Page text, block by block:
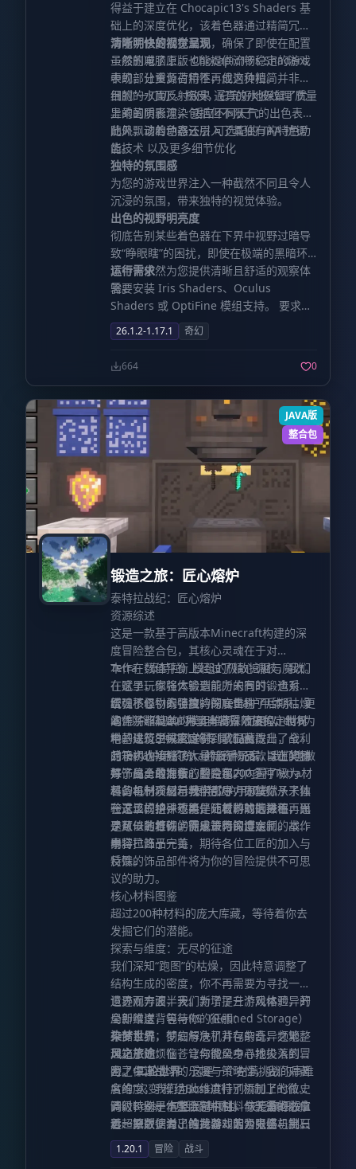
得益于建立在 Chocapic13's Shaders 基
础上的深度优化，该着色器通过精简冗余
功能并修复潜在漏洞，确保了即使在配置
一般的电脑上，也能提供流畅稳定的游戏
表现，让资源占用不再成为负担。
清晰明快的视觉呈现
虽然删减了原版 Chocapic13's Shaders
中的部分重负荷特性，但这种精简并非盲
目的“一刀切”。相反，它完好地保留了优
异的画质表现，包括但不限于：
细腻的水面反射效果 逼真的水波纹理 质量
上乘的阴影渲染 适应不同天气的出色表现
随风飘动的动态云层 可选配的 TAA 抗锯
齿技术 以及更多细节优化
此外，该着色器还引入了其独有的特色功
能。
独特的氛围感
为您的游戏世界注入一种截然不同且令人
沉浸的氛围，带来独特的视觉体验。
出色的视野明亮度
彻底告别某些着色器在下界中视野过暗导
致“睁眼瞎”的困扰，即使在极端的黑暗环
境中，依然为您提供清晰且舒适的观察体
验。
运行需求
需要安装 Iris Shaders、Oculus
Shaders 或 OptiFine 模组支持。 要求系
统支持 OpenGL 1.2 或更高版本。 适用于
普通 GPU，即使配置在平均水平以下也能
流畅运行。
26.1.2-1.17.1 奇幻
664 0
JAVA版
整合包
锻造之旅：匠心熔炉
泰特拉战纪：匠心熔炉
资源综述
这是一款基于高版本Minecraft构建的深
度冒险整合包，其核心灵魂在于对
Tetra（泰特拉）模组的极致挖掘与魔改。
在这里，你将体验到前所未有的锻造系
统：不仅引入了独特的Tetra护甲体系，更
涵盖了超过200种具有特殊效果的定制材
料，以及8种以上的专属饰品。
本作在数值平衡上经过了精心调校，我们
在赋予玩家强大锻造能力的同时，也对应
增强了怪物的强度，彻底告别了后期枯燥
的“秒杀”体验。为了丰富冒险旅程，世界
中的建筑生成密度得到了显著提升，战利
品箱内也填充了大量新奇物品，旨在奖励
每一位勇敢探索的冒险家。
匠魂核心：泰特拉的深度重构
本作并非简单的模组堆砌，而是以Tetra为
地基进行了深度定制。我们魔改出了全新
的Tetra护甲系统，并设计了8款以上的特
殊饰品。最为核心的是那200多种Tetra材
料，每一项材料我们都尽力为其赋予了独
一无二的特殊效果，让材料的选择不再只
是数值的堆砌，而是策略的博奕。
对于初次接触Tetra的新手玩家，我们也做
好了周全的准备。整合包内内置了极为详
尽的机制介绍与教学引导，即使你从未体
验过该模组，也能伴随着游戏的进程，迅
速从一名打铁学徒成长为锻造宗师。本作
内容已趋于完善，期待各位工匠的加入与
反馈。
装备与材质展示 泰特拉护甲预览
在这里，护甲不再是死板的防御数值，而
是可以随着你的需求进行深度定制的战
甲。
泰特拉饰品一览
特殊的饰品部件将为你的冒险提供不可思
议的助力。
核心材料图鉴
超过200种材料的庞大库藏，等待着你去
发掘它们的潜能。
探索与维度：无尽的征途
我们深知“跑图”的枯燥，因此特意调整了
结构生成的密度，你不再需要为寻找一个
遗迹而奔波半天。为了提升游戏体验，开
局即赠送背包与RS（Refined Storage）
存储系统，彻底解决了背包杂乱、频繁整
理箱子的烦恼，让你能全身心地投入到冒
险之中。
世界观方面，我们新增了三个风格迥异的
全新维度，等待你的征服：
染梦世界：梦幻与危机并存的奇异之地。
风之旅途：在苍穹与微风中寻找失落的秘
密。二轮世界：这是一个充满挑战的高难
度维度，我们为此维度特别添加了七位史
诗级Boss，包括沉降领主、灾厄旗帜投
影、繁兴使者、蚀龙兽、紫沙鬼婆、宝石
恶鳞、明路巨兽以及蛇龙执战者。只有最
顶尖的战士才能在这里生存。 战斗平衡与
为了保证战斗的乐趣与策略性，我们对著
名的“灾变”模组Boss进行了机制上的微
调，特别是伤害限制机制。你无需担心拿
着一把数据溢出的武器却因为限伤机制只
能打出个位数的伤害，我们确保了付出与
回报的对等。
同时，鉴于本整合包中材料与装备的数值
远超原版，为了维持游戏的紧张感与挑战
性，我们对所有的怪物进行了整体加强。
这里的每一场战斗都需要你全力以赴，因
1.20.1 冒险 战斗